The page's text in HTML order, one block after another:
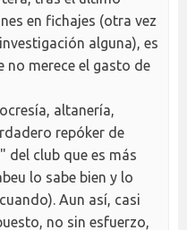
en fichajes (otra vez
alguna), es
no merece el gasto de
altanería,
repóker de
del club que es más
lo sabe bien y lo
Aun así, casi
no sin esfuerzo,